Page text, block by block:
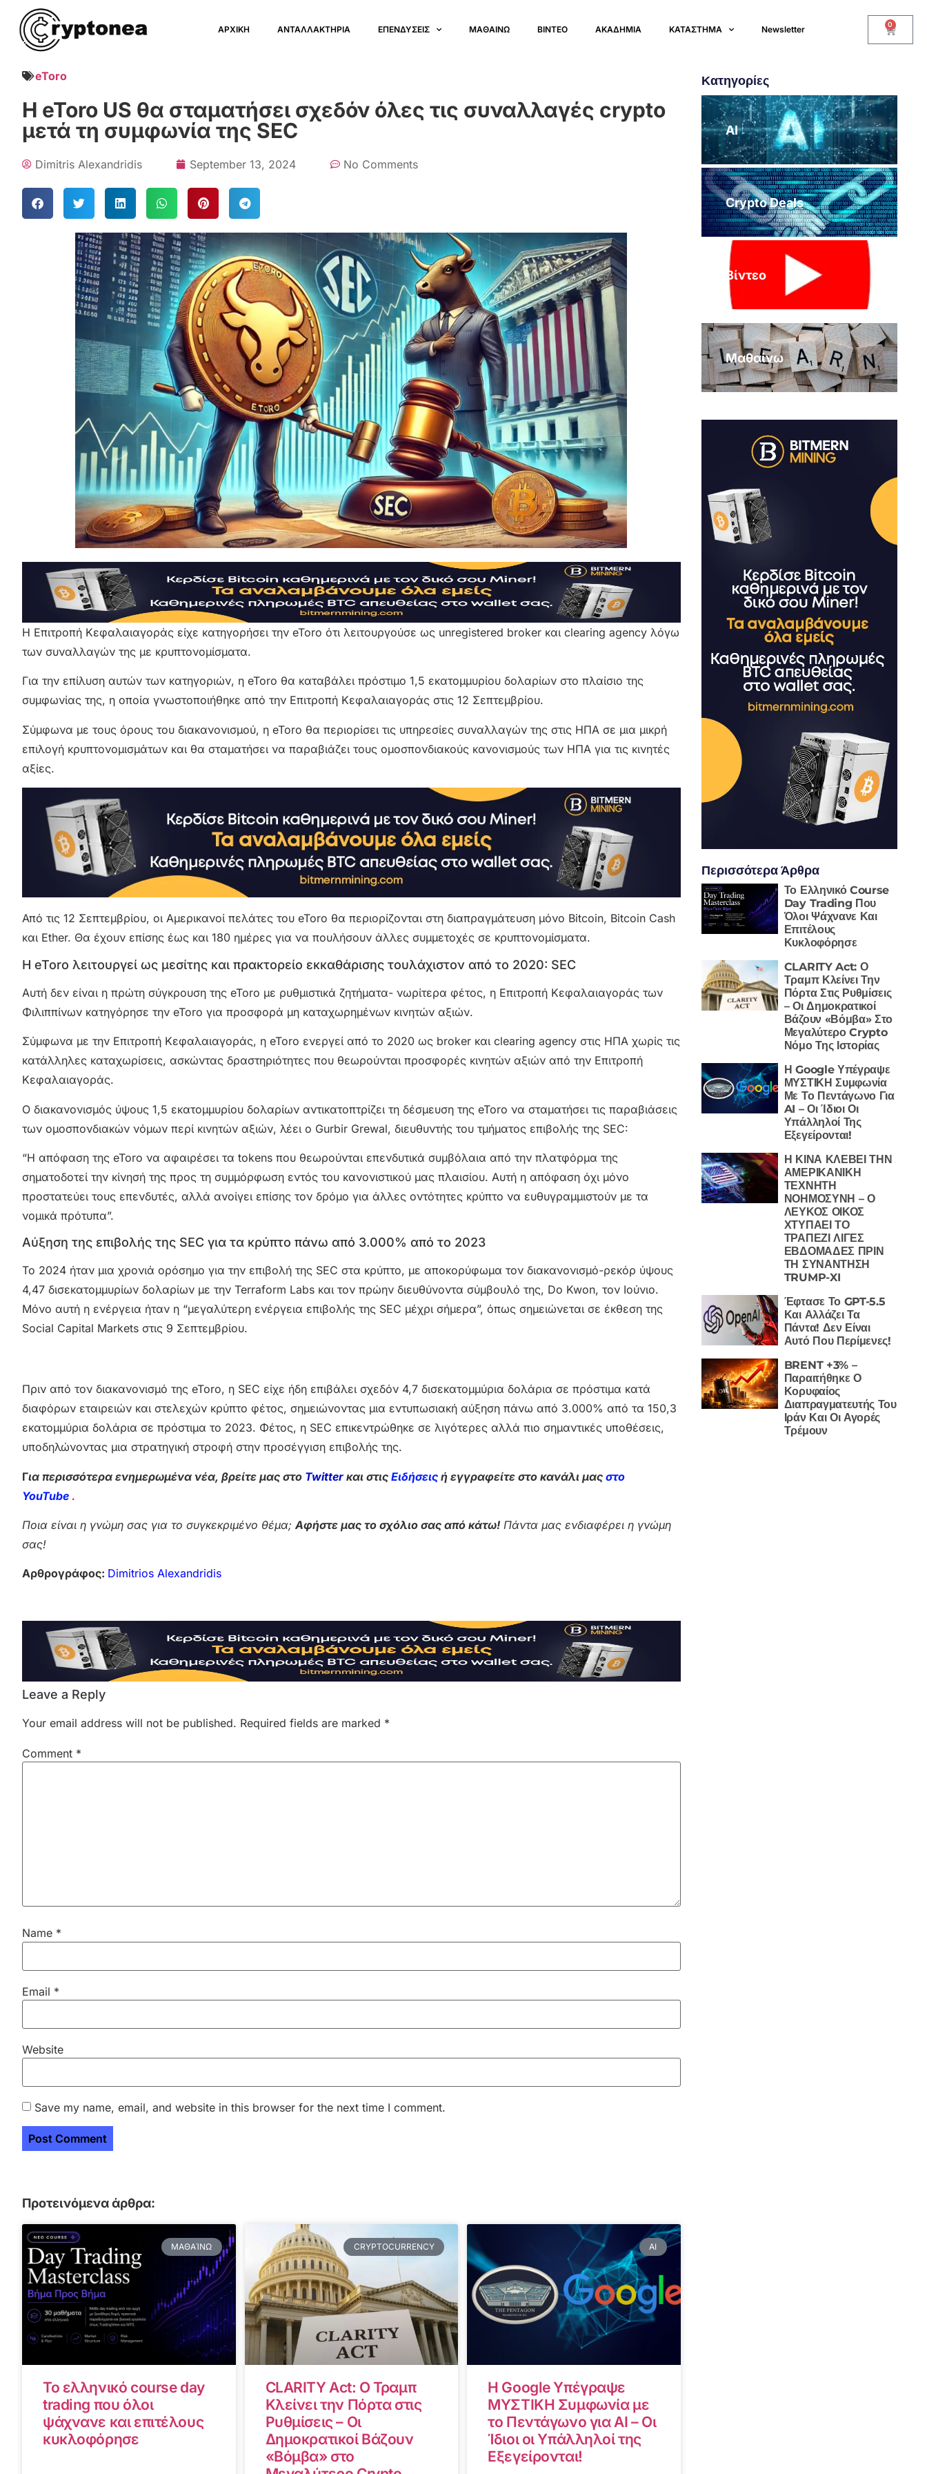
ΑΡΧΙΚΗ ΑΝΤΑΛΛΑΚΤΗΡΙΑ ΕΠΕΝΔΥΣΕΙΣ ΜΑΘΑΙΝΩ ΒΙΝΤΕΟ ΑΚΑΔΗΜΙΑ ΚΑΤΑΣΤΗΜΑ Newsletter 0
eToro
Η eToro US θα σταματήσει σχεδόν όλες τις συναλλαγές crypto
μετά τη συμφωνία της SEC
Dimitris Alexandridis September 13, 2024 No Comments
Η Επιτροπή Κεφαλαιαγοράς είχε κατηγορήσει την eToro ότι λειτουργούσε ως unregistered broker και clearing agency λόγω
των συναλλαγών της με κρυπτονομίσματα.
Για την επίλυση αυτών των κατηγοριών, η eToro θα καταβάλει πρόστιμο 1,5 εκατομμυρίου δολαρίων στο πλαίσιο της
συμφωνίας της, η οποία γνωστοποιήθηκε από την Επιτροπή Κεφαλαιαγοράς στις 12 Σεπτεμβρίου.
Σύμφωνα με τους όρους του διακανονισμού, η eToro θα περιορίσει τις υπηρεσίες συναλλαγών της στις ΗΠΑ σε μια μικρή
επιλογή κρυπτονομισμάτων και θα σταματήσει να παραβιάζει τους ομοσπονδιακούς κανονισμούς των ΗΠΑ για τις κινητές
αξίες.
Από τις 12 Σεπτεμβρίου, οι Αμερικανοί πελάτες του eToro θα περιορίζονται στη διαπραγμάτευση μόνο Bitcoin, Bitcoin Cash
και Ether. Θα έχουν επίσης έως και 180 ημέρες για να πουλήσουν άλλες συμμετοχές σε κρυπτονομίσματα.
Η eToro λειτουργεί ως μεσίτης και πρακτορείο εκκαθάρισης τουλάχιστον από το 2020: SEC
Αυτή δεν είναι η πρώτη σύγκρουση της eToro με ρυθμιστικά ζητήματα- νωρίτερα φέτος, η Επιτροπή Κεφαλαιαγοράς των
Φιλιππίνων κατηγόρησε την eToro για προσφορά μη καταχωρημένων κινητών αξιών.
Σύμφωνα με την Επιτροπή Κεφαλαιαγοράς, η eToro ενεργεί από το 2020 ως broker και clearing agency στις ΗΠΑ χωρίς τις
κατάλληλες καταχωρίσεις, ασκώντας δραστηριότητες που θεωρούνται προσφορές κινητών αξιών από την Επιτροπή
Κεφαλαιαγοράς.
Ο διακανονισμός ύψους 1,5 εκατομμυρίου δολαρίων αντικατοπτρίζει τη δέσμευση της eToro να σταματήσει τις παραβιάσεις
των ομοσπονδιακών νόμων περί κινητών αξιών, λέει ο Gurbir Grewal, διευθυντής του τμήματος επιβολής της SEC:
“Η απόφαση της eToro να αφαιρέσει τα tokens που θεωρούνται επενδυτικά συμβόλαια από την πλατφόρμα της
σηματοδοτεί την κίνησή της προς τη συμμόρφωση εντός του κανονιστικού μας πλαισίου. Αυτή η απόφαση όχι μόνο
προστατεύει τους επενδυτές, αλλά ανοίγει επίσης τον δρόμο για άλλες οντότητες κρύπτο να ευθυγραμμιστούν με τα
νομικά πρότυπα”.
Αύξηση της επιβολής της SEC για τα κρύπτο πάνω από 3.000% από το 2023
Το 2024 ήταν μια χρονιά ορόσημο για την επιβολή της SEC στα κρύπτο, με αποκορύφωμα τον διακανονισμό-ρεκόρ ύψους
4,47 δισεκατομμυρίων δολαρίων με την Terraform Labs και τον πρώην διευθύνοντα σύμβουλό της, Do Kwon, τον Ιούνιο.
Μόνο αυτή η ενέργεια ήταν η “μεγαλύτερη ενέργεια επιβολής της SEC μέχρι σήμερα”, όπως σημειώνεται σε έκθεση της
Social Capital Markets στις 9 Σεπτεμβρίου.
Πριν από τον διακανονισμό της eToro, η SEC είχε ήδη επιβάλει σχεδόν 4,7 δισεκατομμύρια δολάρια σε πρόστιμα κατά
διαφόρων εταιρειών και στελεχών κρύπτο φέτος, σημειώνοντας μια εντυπωσιακή αύξηση πάνω από 3.000% από τα 150,3
εκατομμύρια δολάρια σε πρόστιμα το 2023. Φέτος, η SEC επικεντρώθηκε σε λιγότερες αλλά πιο σημαντικές υποθέσεις,
υποδηλώνοντας μια στρατηγική στροφή στην προσέγγιση επιβολής της.
Για περισσότερα ενημερωμένα νέα, βρείτε μας στο Twitter και στις Ειδήσεις ή εγγραφείτε στο κανάλι μας στο
YouTube .
Ποια είναι η γνώμη σας για το συγκεκριμένο θέμα;Αφήστε μας το σχόλιο σας από κάτω! Πάντα μας ενδιαφέρει η γνώμη
σας!
Αρθρογράφος: Dimitrios Alexandridis
Leave a Reply
Your email address will not be published. Required fields are marked *
Comment *
Name *
Email *
Website
Save my name, email, and website in this browser for the next time I comment.
Προτεινόμενα άρθρα:
ΜΑΘΑΊΝΩ
Το ελληνικό course day
trading που όλοι
ψάχνανε και επιτέλους
κυκλοφόρησε
CRYPTOCURRENCY
CLARITY Act: Ο Τραμπ
Κλείνει την Πόρτα στις
Ρυθμίσεις – Οι
Δημοκρατικοί Βάζουν
«Βόμβα» στο
AI
Η Google Υπέγραψε
ΜΥΣΤΙΚΗ Συμφωνία με
το Πεντάγωνο για AI – Οι
Ίδιοι οι Υπάλληλοί της
Εξεγείρονται!
Κατηγορίες
AI
Crypto Deals
Βίντεο
Μαθαίνω
Περισσότερα Άρθρα
Το Ελληνικό Course
Day Trading Που
Όλοι Ψάχνανε Και
Επιτέλους
Κυκλοφόρησε
CLARITY Act: Ο
Τραμπ Κλείνει Την
Πόρτα Στις Ρυθμίσεις
– Οι Δημοκρατικοί
Βάζουν «Βόμβα» Στο
Μεγαλύτερο Crypto
Νόμο Της Ιστορίας
Η Google Υπέγραψε
ΜΥΣΤΙΚΗ Συμφωνία
Με Το Πεντάγωνο Για
AI – Οι Ίδιοι Οι
Υπάλληλοί Της
Εξεγείρονται!
Η ΚΙΝΑ ΚΛΕΒΕΙ ΤΗΝ
ΑΜΕΡΙΚΑΝΙΚΗ
ΤΕΧΝΗΤΗ
ΝΟΗΜΟΣΥΝΗ – Ο
ΛΕΥΚΟΣ ΟΙΚΟΣ
ΧΤΥΠΑΕΙ ΤΟ
ΤΡΑΠΕΖΙ ΛΙΓΕΣ
ΕΒΔΟΜΑΔΕΣ ΠΡΙΝ
ΤΗ ΣΥΝΑΝΤΗΣΗ
TRUMP-XI
Έφτασε Το GPT-5.5
Και Αλλάζει Τα
Πάντα! Δεν Είναι
Αυτό Που Περίμενες!
BRENT +3% –
Παραιτήθηκε Ο
Κορυφαίος
Διαπραγματευτής Του
Ιράν Και Οι Αγορές
Τρέμουν